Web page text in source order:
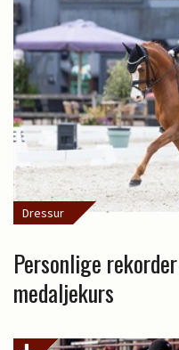
Dressur
Personlige
medaljekurs